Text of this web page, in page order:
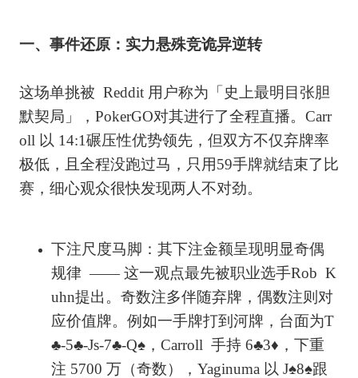
一、事件还原：实力悬殊竞诡异逆转
这场单挑被 Reddit 用户称为「史上最明目张胆
默契局」，PokerGO对其进行了全程直播。Carr
oll 以 14:1碾压性优势领先，但双方不仅弃牌率
极低，且全程没跑过马，只用59手牌就结束了比
赛，细心观众很快发现两人不对劲。
下注尺度马脚：其下注金额呈现明显奇偶
规律 —— 这一观点最先被职业选手Rob K
uhn提出。奇数注多伴随弃牌，偶数注则对
应价值牌。例如一手牌打到河牌，台面为T
♣-5♣-Js-7♣-Q♠，Carroll 手持 6♣3♦，下重
注 5700 万（奇数），Yaginuma 以 J♠8♠跟